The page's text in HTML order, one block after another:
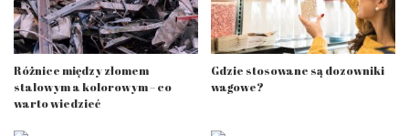
Różnice między złomem
stalowym a kolorowym – co
warto wiedzieć
Gdzie stosowane są dozowniki
wagowe?